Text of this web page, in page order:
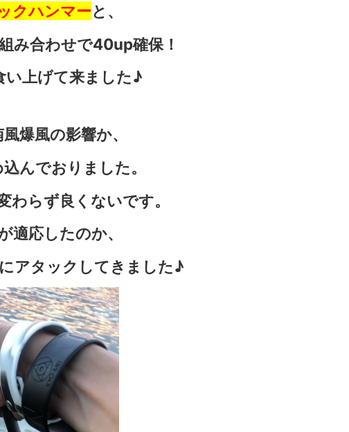
クハンマーと、
み合わせで40up確保！
い上げて来ました♪
爆風の影響か、
んでおりました。
わらず良くないです。
適応したのか、
アタックしてきました♪